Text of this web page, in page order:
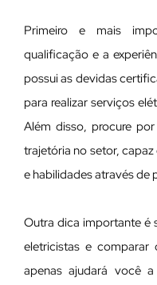
Primeiro e mais
qualificação e a
possui as devidas
para realizar serviços
Além disso, procure
trajetória no setor,
e habilidades através
Outra dica importante é
eletricistas e comparar
apenas ajudará você